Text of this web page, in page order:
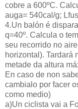
cobre a 600ºC.
auga= 540cal/g;
4.Un balón é
q=40º. Calcula o
seu recorrido no
horizontal). Tardará
metade da altura
En caso de non
cambialo por facer
como medio)
a)Un ciclista vai a